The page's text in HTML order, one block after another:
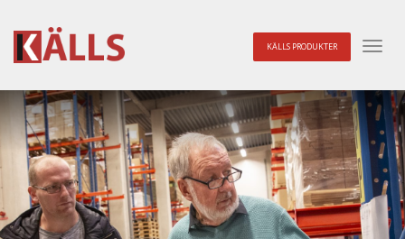
KÄLLS PRODUKTER